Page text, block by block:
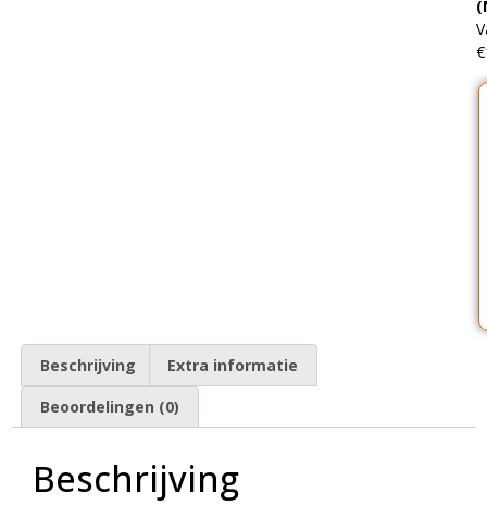
Beschrijving Extra informatie
Beoordelingen (0)
Beschrijving